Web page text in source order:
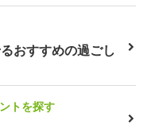
おすすめの過ごし
トを探す